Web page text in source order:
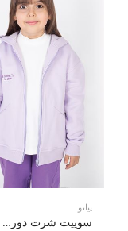
پیانو
سوییت شرت دورس سه نخ خار خورده (ست با کد10724)